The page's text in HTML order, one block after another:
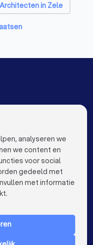
Architecten in Zele
in Sint-Niklaas
in Roeselare
in Beringen
in Dilbeek
den-Berg
in de buurt
keyboard_arrow_down
analyseren we
we content en
voor social
gedeeld met
met informatie